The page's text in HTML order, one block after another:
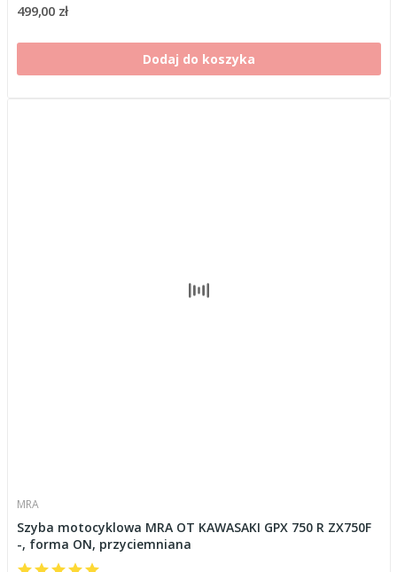
499,00 zł
Dodaj do koszyka
MRA
Szyba motocyklowa MRA OT KAWASAKI GPX 750 R ZX750F
-, forma ON, przyciemniana